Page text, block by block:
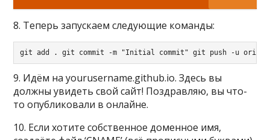
8. Теперь запускаем следующие команды:
git add . git commit -m "Initial commit" git push -u origin
9. Идём на yourusername.github.io. Здесь вы
должны увидеть свой сайт! Поздравляю, вы что-
то опубликовали в онлайне.
10. Если хотите собственное доменное имя,